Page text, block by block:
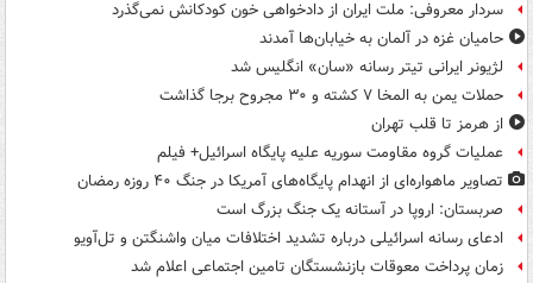
سردار معروفی: ملت ایران از دادخواهی خون کودکانش نمی‌گذرد
حامیان غزه در آلمان به خیابان‌ها آمدند
لژیونر ایرانی تیتر رسانه «سان» انگلیس شد
حملات یمن به المخا ۷ کشته و ۳۰ مجروح برجا گذاشت
از هرمز تا قلب تهران
عملیات گروه مقاومت سوریه علیه پایگاه اسرائیل+ فیلم
تصاویر ماهواره‌ای از انهدام پایگاه‌های آمریکا در جنگ ۴۰ روزه رمضان
صربستان: اروپا در آستانه یک جنگ بزرگ است
ادعای رسانه اسرائیلی درباره تشدید اختلافات میان واشنگتن و تل‌آویو
زمان پرداخت معوقات بازنشستگان تامین اجتماعی اعلام شد